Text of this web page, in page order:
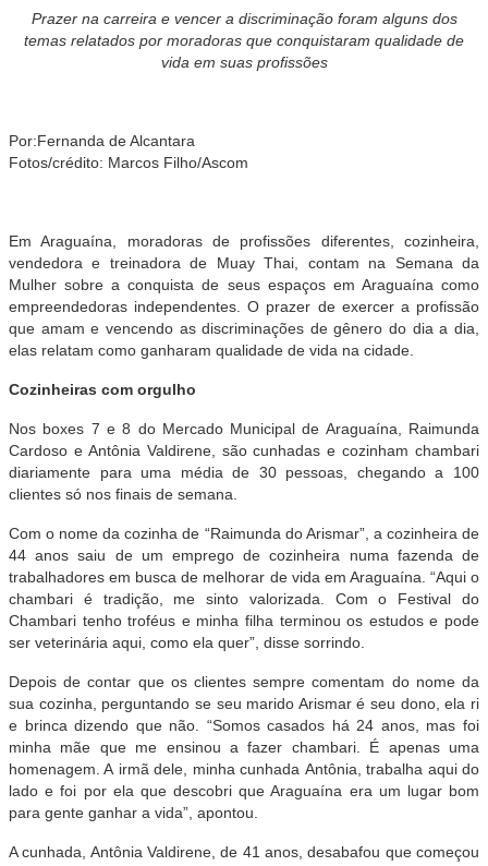
Prazer na carreira e vencer a discriminação foram alguns dos
temas relatados por moradoras que conquistaram qualidade de
vida em suas profissões
Por:Fernanda de Alcantara
Fotos/crédito: Marcos Filho/Ascom
Em Araguaína, moradoras de profissões diferentes, cozinheira,
vendedora e treinadora de Muay Thai, contam na Semana da
Mulher sobre a conquista de seus espaços em Araguaína como
empreendedoras independentes. O prazer de exercer a profissão
que amam e vencendo as discriminações de gênero do dia a dia,
elas relatam como ganharam qualidade de vida na cidade.
Cozinheiras com orgulho
Nos boxes 7 e 8 do Mercado Municipal de Araguaína, Raimunda
Cardoso e Antônia Valdirene, são cunhadas e cozinham chambari
diariamente para uma média de 30 pessoas, chegando a 100
clientes só nos finais de semana.
Com o nome da cozinha de “Raimunda do Arismar”, a cozinheira de
44 anos saiu de um emprego de cozinheira numa fazenda de
trabalhadores em busca de melhorar de vida em Araguaína. “Aqui o
chambari é tradição, me sinto valorizada. Com o Festival do
Chambari tenho troféus e minha filha terminou os estudos e pode
ser veterinária aqui, como ela quer”, disse sorrindo.
Depois de contar que os clientes sempre comentam do nome da
sua cozinha, perguntando se seu marido Arismar é seu dono, ela ri
e brinca dizendo que não. “Somos casados há 24 anos, mas foi
minha mãe que me ensinou a fazer chambari. É apenas uma
homenagem. A irmã dele, minha cunhada Antônia, trabalha aqui do
lado e foi por ela que descobri que Araguaína era um lugar bom
para gente ganhar a vida”, apontou.
A cunhada, Antônia Valdirene, de 41 anos, desabafou que começou